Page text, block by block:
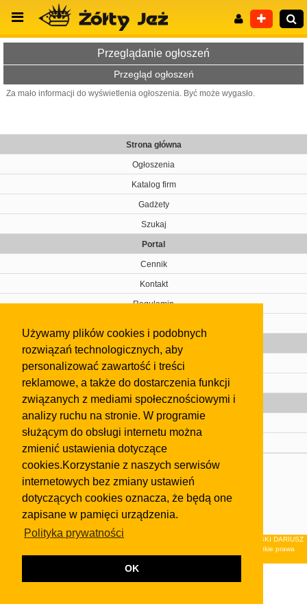
Używamy plików cookies i podobnych
rozwiązań technologicznych, aby
personalizować zawartość i treści
reklamowe, a także do dostarczenia funkcji
związanych z mediami społecznościowymi i
analizy ruchu na stronie. W programie
służącym do obsługi internetu można
zmienić ustawienia dotyczące
cookies.Korzystanie z naszych serwisów
internetowych bez zmiany ustawień
dotyczących cookies oznacza, że będą one
zapisane w pamięci urządzenia.
Polityka prywatności
OK
Przeglądanie ogłoszeń
Przegląd ogłoszeń
Za mało informacji do wyświetlenia ogłoszenia. Być może wygasło.
Strona główna
Ogłoszenia
Katalog firm
Gadżety
Szukaj
Portal
Cennik
Kontakt
Regulamin
Gazeta
Olkusz
Kontakt
Strefa dla biznesu
Biura nieruchomości
Dealerzy i autokomisy
Skontaktuj się z nami
regulaminuiPolityki Prywatności.
Klauzula FB
© 2026Wydawnictwo NEON sp. z o.o. (dawniej: FIRMA NEON MAREK KLUCZEWSKI DARIUSZ
KRAWCZYK s.c.) z siedzibą w Olkuszu, ul.Żuradzka 15, 32-300 Olkusz . Wszystkie prawa